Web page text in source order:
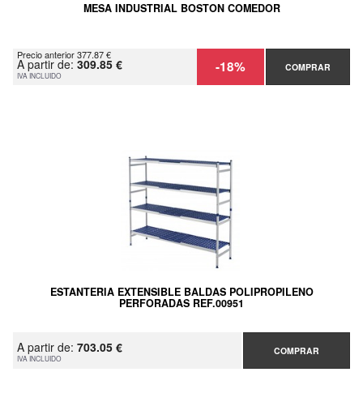
MESA INDUSTRIAL BOSTON COMEDOR
Precio anterior 377.87 €
A partir de: 309.85 €
IVA INCLUIDO -18% COMPRAR
ESTANTERIA EXTENSIBLE BALDAS POLIPROPILENO
PERFORADAS REF.00951
A partir de: 703.05 €
IVA INCLUIDO
COMPRAR